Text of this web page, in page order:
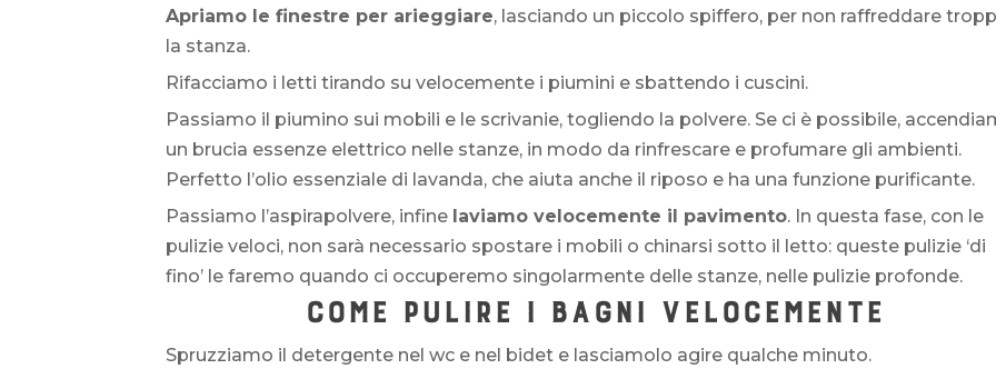
Apriamo le finestre per arieggiare, lasciando un piccolo spiffero, per non raffreddare
la stanza.
Rifacciamo i letti tirando su velocemente i piumini e sbattendo i cuscini.
Passiamo il piumino sui mobili e le scrivanie, togliendo la polvere. Se ci è possibile,
un brucia essenze elettrico nelle stanze, in modo da rinfrescare e profumare gli ambienti.
Perfetto l’olio essenziale di lavanda, che aiuta anche il riposo e ha una funzione purificante.
Passiamo l’aspirapolvere, infine laviamo velocemente il pavimento. In questa fase, con le
pulizie veloci, non sarà necessario spostare i mobili o chinarsi sotto il letto: queste pulizie ‘di
fino’ le faremo quando ci occuperemo singolarmente delle stanze, nelle pulizie profonde.
COME PULIRE I BAGNI VELOCEMENTE
Spruzziamo il detergente nel wc e nel bidet e lasciamolo agire qualche minuto.